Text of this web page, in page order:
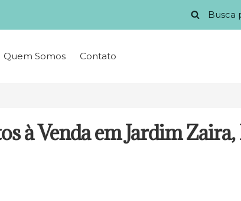
Quem Somos Contato
à Venda em Jardim Zaira,